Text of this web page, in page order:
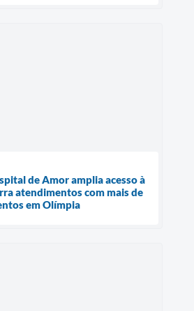
de Amor amplia acesso à
atendimentos com mais de
em Olímpia